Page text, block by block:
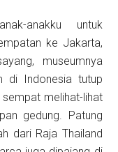
anakku untuk
ke Jakarta,
museumnya
di Indonesia tutup
melihat-lihat
gedung. Patung
dari Raja Thailand